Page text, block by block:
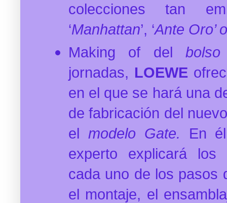
colecciones tan
‘Manhattan’, ‘Ante Oro’
Making of del
jornadas, LOEWE
en el que se hará una
de fabricación del
el modelo Gate. En
experto explicará los
cada uno de los pasos
el montaje, el